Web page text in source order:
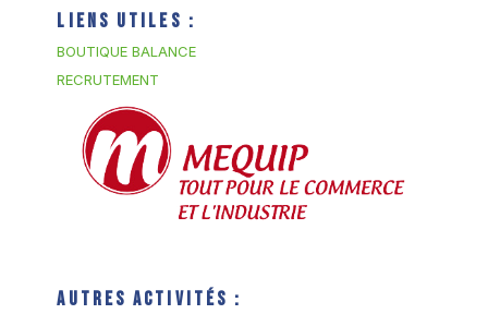
Liens utiles :
BOUTIQUE BALANCE
RECRUTEMENT
Autres activités :